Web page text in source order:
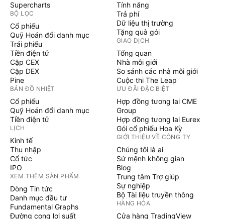
Supercharts
BỘ LỌC
Cổ phiếu
Quỹ Hoán đổi danh mục
Trái phiếu
Tiền điện tử
Cặp CEX
Cặp DEX
Pine
BẢN ĐỒ NHIỆT
Cổ phiếu
Quỹ Hoán đổi danh mục
Tiền điện tử
LỊCH
Kinh tế
Thu nhập
Cổ tức
IPO
XEM THÊM SẢN PHẨM
Dòng Tin tức
Danh mục đầu tư
Fundamental Graphs
Đường cong lợi suất
Tính năng
Trả phí
Dữ liệu thị trường
Tặng quà gói
GIAO DỊCH
Tổng quan
Nhà môi giới
So sánh các nhà môi giới
Cuộc thi The Leap
ƯU ĐÃI ĐẶC BIỆT
Hợp đồng tương lai CME
Group
Hợp đồng tương lai Eurex
Gói cổ phiếu Hoa Kỳ
GIỚI THIỆU VỀ CÔNG TY
Chúng tôi là ai
Sứ mệnh không gian
Blog
Trung tâm Trợ giúp
Sự nghiệp
Bộ Tài liệu truyền thông
HÀNG HÓA
Cửa hàng TradingView